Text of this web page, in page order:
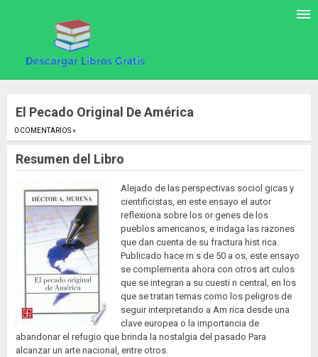
El Pecado Original De América
0 COMENTARIOS ».
Resumen del Libro
Alejado de las perspectivas sociol gicas y
cientificistas, en este ensayo el autor
reflexiona sobre los or genes de los
pueblos americanos, e indaga las razones
que dan cuenta de su fractura hist rica.
Publicado hace m s de 50 a os, este ensayo
se complementa ahora con otros art culos
que se integran a su cuesti n central, en los
que se tratan temas como los peligros de
seguir interpretando a Am rica desde una
clave europea o la importancia de
abandonar el refugio que brinda la nostalgia del pasado Para
alcanzar un arte nacional, entre otros.